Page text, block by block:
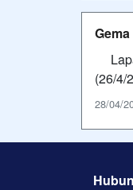
(26/4/
28/04/